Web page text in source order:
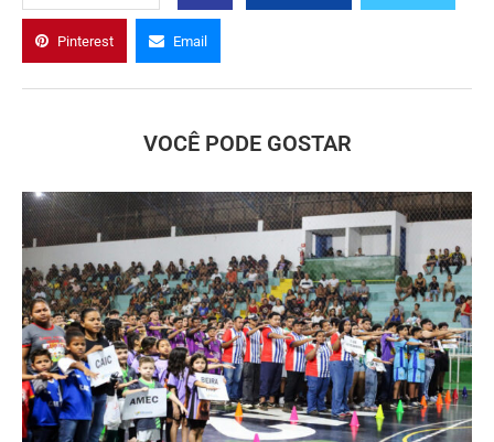
Pinterest Email
VOCÊ PODE GOSTAR